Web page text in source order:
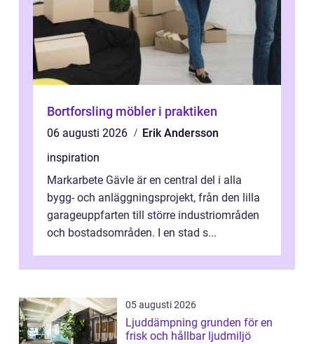
Bortforsling möbler i praktiken
06 augusti 2026
Erik Andersson
inspiration
Markarbete Gävle är en central del i alla
bygg- och anläggningsprojekt, från den lilla
garageuppfarten till större industriområden
och bostadsområden. I en stad s...
05 augusti 2026
Ljuddämpning grunden för en
frisk och hållbar ljudmiljö